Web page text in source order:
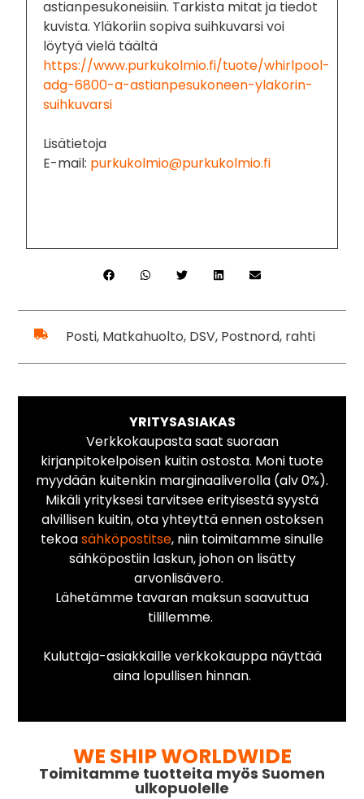
astianpesukoneisiin. Tarkista mitat ja tiedot
kuvista. Yläkoriin sopiva suihkuvarsi voi
löytyä vielä täältä
https://www.purkukolmio.fi/tuote/whirlpool-
adg-6800-a-astianpesukoneen-ylakorin-
suihkuvarsi
Lisätietoja
E-mail: purkukolmio@purkukolmio.fi
Posti, Matkahuolto, DSV, Postnord, rahti
YRITYSASIAKAS
Verkkokaupasta saat suoraan
kirjanpitokelpoisen kuitin ostosta. Moni tuote
myydään kuitenkin marginaaliverolla (alv 0%).
Mikäli yrityksesi tarvitsee erityisestä syystä
alvillisen kuitin, ota yhteyttä ennen ostoksen
tekoasähköpostitse, niin toimitamme sinulle
sähköpostiin laskun, johon on lisätty
arvonlisävero.
Lähetämme tavaran maksun saavuttua
tilillemme.
Kuluttaja-asiakkaille verkkokauppa näyttää
aina lopullisen hinnan.
WE SHIP WORLDWIDE
Toimitamme tuotteita myös Suomen
ulkopuolelle